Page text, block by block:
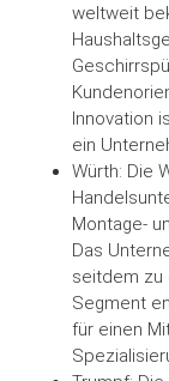
weltweit
Innovation
ein
Würth: Die
Montage-
Das
seitdem zu
Segment
für einen